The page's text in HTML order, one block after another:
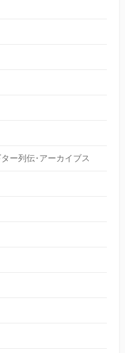
ー列伝･アーカイブス